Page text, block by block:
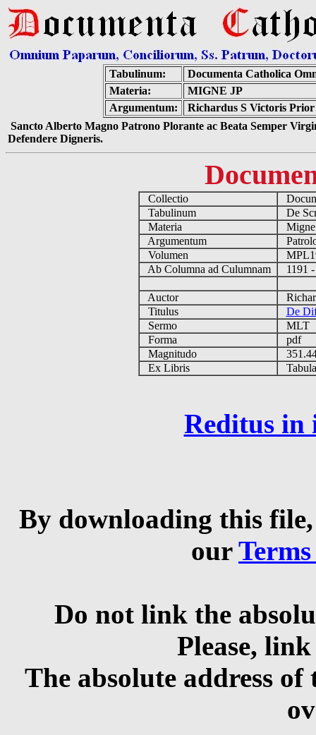
Tabulinum:
Documenta Catholica
Materia:
MIGNE JP
Argumentum:
Richardus S Victoris
Sancto Alberto Magno Patrono Plorante ac Beata Semper
Defendere Digneris.
Collectio
Tabulinum
De
Materia
Argumentum
Volumen
Ab Columna ad Culumnam
1191
Auctor
Titulus
De
Sermo
MLT
Forma
pdf
Magnitudo
Ex Libris
Reditus in
By downloading this
our
Do not link the
Please,
The absolute address